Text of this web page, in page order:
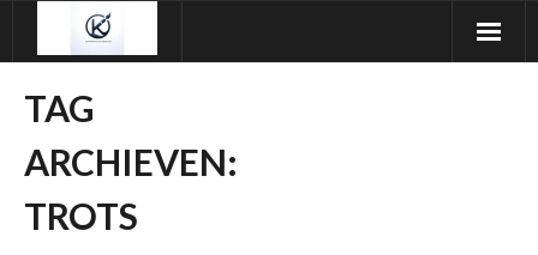
inhoudTAG
ARCHIEVEN:
TROTS